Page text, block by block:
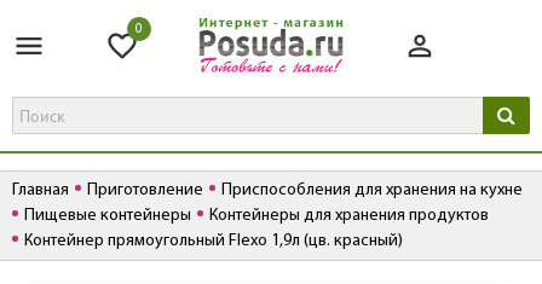
0
Главная Приготовление
Приспособления для хранения на кухне
Пищевые контейнеры
Контейнеры для хранения продуктов
Контейнер прямоугольный Flexo 1,9л (цв. красный)